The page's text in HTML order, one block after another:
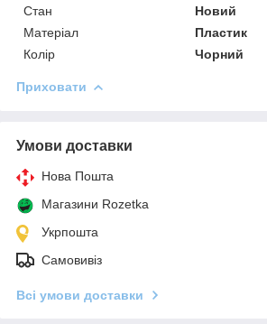
Стан
Новий
Матеріал
Пластик
Колір
Чорний
Приховати
Умови доставки
Нова Пошта
Магазини Rozetka
Укрпошта
Самовивіз
Всі умови доставки